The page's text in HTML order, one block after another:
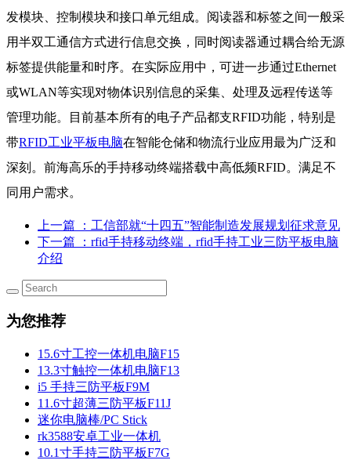
发模块、控制模块和接口单元组成。阅读器和标签之间一般采
用半双工通信方式进行信息交换，同时阅读器通过耦合给无源
标签提供能量和时序。在实际应用中，可进一步通过Ethernet
或WLAN等实现对物体识别信息的采集、处理及远程传送等
管理功能。目前基本所有的电子产品都支RFID功能，特别是
带RFID工业平板电脑在智能仓储和物流行业应用最为广泛和
深刻。前海高乐的手持移动终端搭载中高低频RFID。满足不
同用户需求。
上一篇
：工信部就“十四五”智能制造发展规划征求意见
下一篇
：rfid手持移动终端，rfid手持工业三防平板电脑
介绍
为您推荐
15.6寸工控一体机电脑F15
13.3寸触控一体机电脑F13
i5 手持三防平板F9M
11.6寸超薄三防平板F11J
迷你电脑棒/PC Stick
rk3588安卓工业一体机
10.1寸手持三防平板F7G